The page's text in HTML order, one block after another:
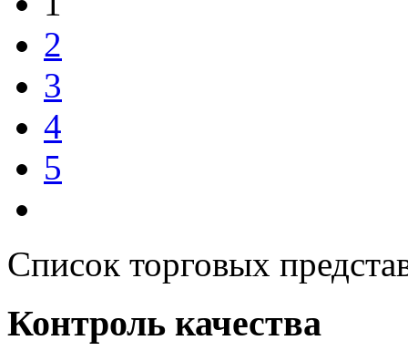
2
3
4
5
Список торговых
Контроль качества